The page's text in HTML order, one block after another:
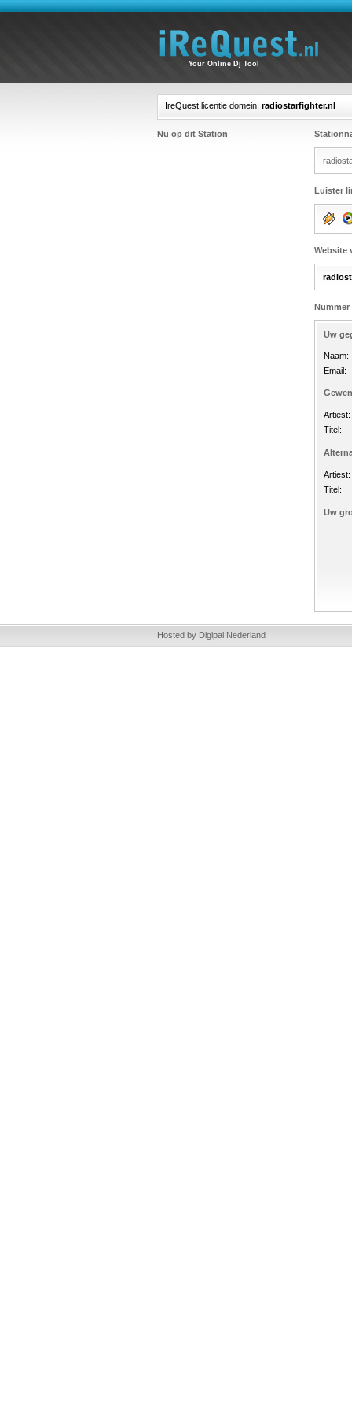
Your Online Dj Tool
IreQuest licentie domein: radiostarfighter.nl
Nu op dit Station
Luister
Website
Nummer
Uw
Naam:
Email:
Artiest:
Titel:
Artiest:
Titel:
Uw
Hosted by Digipal Nederland